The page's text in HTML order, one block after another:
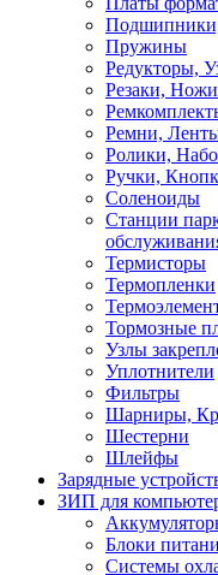
Пружины
Редукторы,
Резаки, Ножи
Ремни,
Ролики,
Ручки,
Соленоиды
Станции
Термисторы
Термопленки
Тормозные
Узлы
Уплотнители
Фильтры
Шарниры,
Шестерни
Шлейфы
Зарядные
ЗИП для
Блоки
Системы